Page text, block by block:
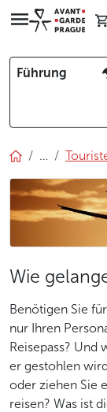
Führung
…
Wie
Benötigen Sie
nur Ihren
Reisepass? Und
er gestohlen
oder ziehen Sie
reisen? Was ist